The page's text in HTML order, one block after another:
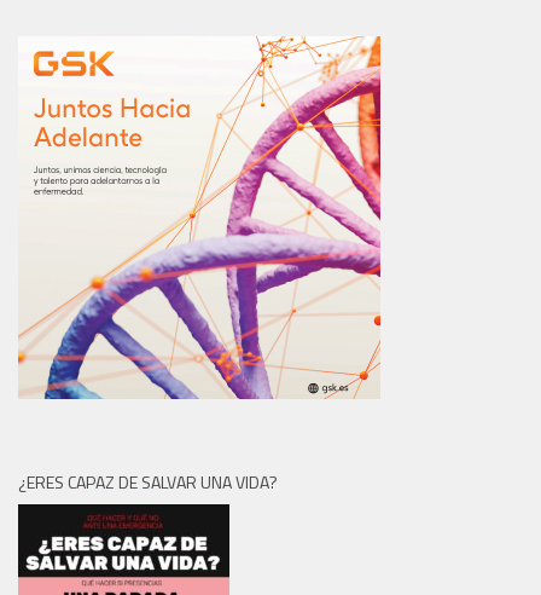
¿ERES CAPAZ DE SALVAR UNA VIDA?